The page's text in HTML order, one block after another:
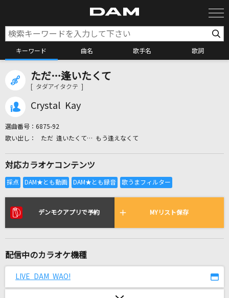
キーワード 曲名 歌手名 歌詞
カラオケ検索
全国りれき
リアルタイムで歌われている曲の一覧
[生音]恋におちて-Fall in love-
ただ…逢いたくて
[ タダアイタクテ ]
Crystal Kay
選曲番号： 6875-92
ただ 逢いたくて… もう逢えなくて
対応カラオケコンテンツ
デンモクアプリで予約 MYリスト保存
配信中のカラオケ機種
LIVE DAM WAO!